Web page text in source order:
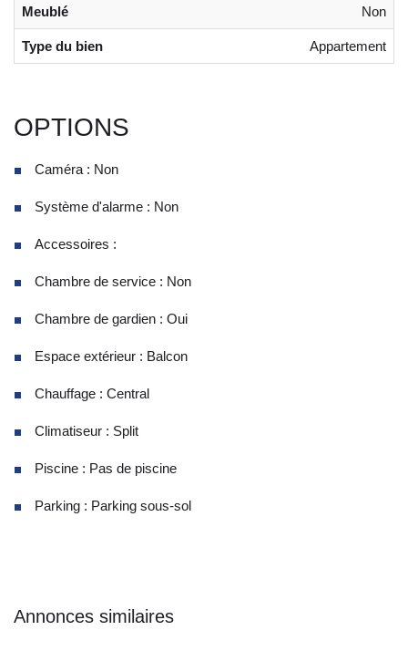
Meublé Non
Type du bien Appartement
OPTIONS
Caméra : Non
Système d'alarme : Non
Accessoires :
Chambre de service : Non
Chambre de gardien : Oui
Espace extérieur : Balcon
Chauffage : Central
Climatiseur : Split
Piscine : Pas de piscine
Parking : Parking sous-sol
Annonces similaires